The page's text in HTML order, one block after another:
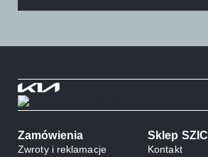
Zamówienia
Zwroty i reklamacje
Sklep SZIC
Kontakt